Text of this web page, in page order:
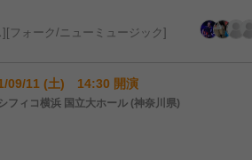
フォーク/ニューミュージック
09/11 (土) 14:30 開演
フィコ横浜 国立大ホール (神奈川県)